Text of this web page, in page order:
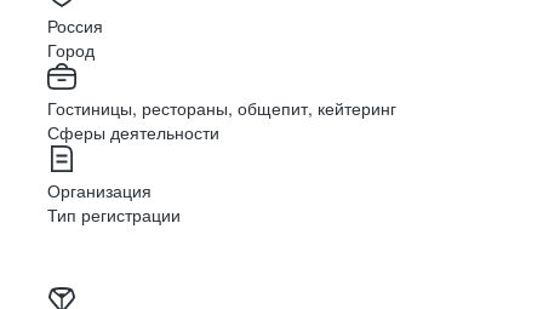
Россия
Город
Гостиницы, рестораны, общепит, кейтеринг
Сферы деятельности
Организация
Тип регистрации